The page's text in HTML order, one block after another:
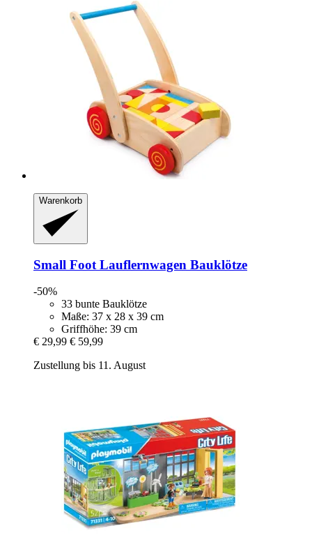
Warenkorb
Small Foot Lauflernwagen Bauklötze
-50%
33 bunte Bauklötze
Maße: 37 x 28 x 39 cm
Griffhöhe: 39 cm
€ 29,99 € 59,99
Zustellung bis 11. August